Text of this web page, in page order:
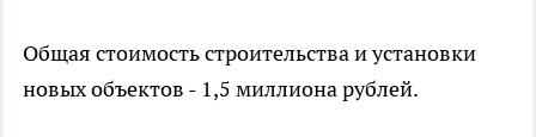
Общая стоимость строительства и установки
новых объектов - 1,5 миллиона рублей.